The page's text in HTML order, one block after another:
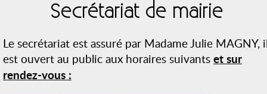
Secrétariat de mairie
Le secrétariat est assuré par Madame Julie MAGNY,
est ouvert au public aux horaires suivants et sur
rendez-vous :